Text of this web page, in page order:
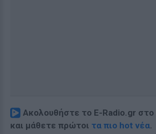
Ακολουθήστε το E-Radio.gr στο
και μάθετε πρώτοι τα πιο hot νέα.